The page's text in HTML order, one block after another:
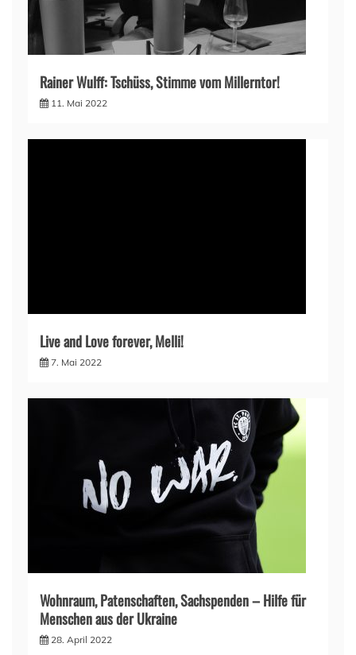
Rainer Wulff: Tschüss, Stimme vom Millerntor!
11. Mai 2022
Live and Love forever, Melli!
7. Mai 2022
Wohnraum, Patenschaften, Sachspenden – Hilfe für
Menschen aus der Ukraine
28. April 2022